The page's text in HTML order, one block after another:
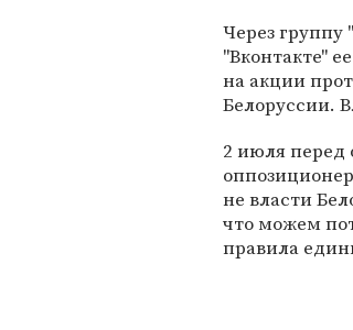
Через группу
"Вконтакте"
на акции
Белоруссии.
2 июля перед
не власти
что можем
правила